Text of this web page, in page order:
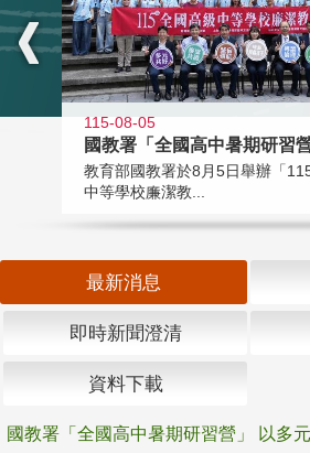
115-08-05
國教署「全國高中暑期研習
教育部國教署於8月5日舉辦「
中等學校廉潔教...
最新消息
即時新聞澄清
資料下載